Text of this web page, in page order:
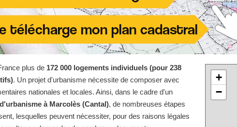
plus de 172 000 logements individuels (pour 238
. Un projet d'urbanisme nécessite de composer avec
nationales et locales. Ainsi, dans le cadre d'un
à Marcolès (Cantal), de nombreuses étapes
lesquelles peuvent nécessiter, pour des raisons légales
+
−